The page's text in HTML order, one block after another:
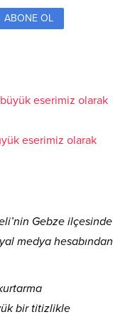
ABONE OL
eserimiz olarak
Gebze ilçesinde
medya hesabından
bir titizlikle